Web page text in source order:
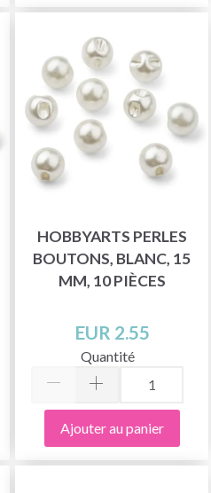
HOBBYARTS PERLES
BOUTONS, BLANC, 15
MM, 10 PIÈCES
EUR 2.55
Quantité
Ajouter au panier